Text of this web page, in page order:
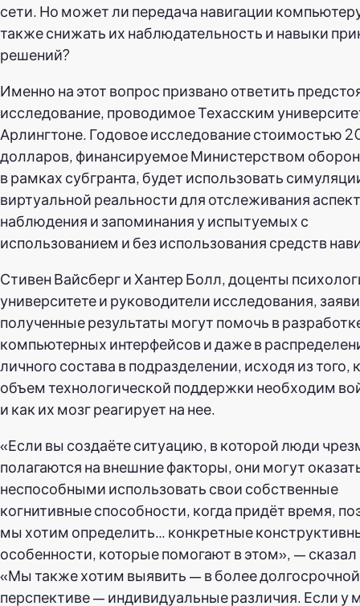
сети. Но может ли передача навигации
также снижать их наблюдательность и навыки
решений?
Именно на этот вопрос призвано ответить
исследование, проводимое Техасским
Арлингтоне. Годовое исследование стоимостью
долларов, финансируемое Министерством
в рамках субгранта, будет использовать
виртуальной реальности для отслеживания
наблюдения и запоминания у испытуемых с
использованием и без использования средств
Стивен Вайсберг и Хантер Болл, доценты
университете и руководители исследования,
полученные результаты могут помочь в
компьютерных интерфейсов и даже в
личного состава в подразделении, исходя из того,
объем технологической поддержки необходим
и как их мозг реагирует на нее.
«Если вы создаёте ситуацию, в которой люди
полагаются на внешние факторы, они могут
неспособными использовать свои собственные
когнитивные способности, когда придёт время,
мы хотим определить… конкретные
особенности, которые помогают в этом», —
«Мы также хотим выявить — в более долгосрочной
перспективе — индивидуальные различия. Если у